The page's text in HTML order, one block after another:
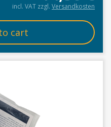
incl. VAT zzgl. Versandkosten
cart